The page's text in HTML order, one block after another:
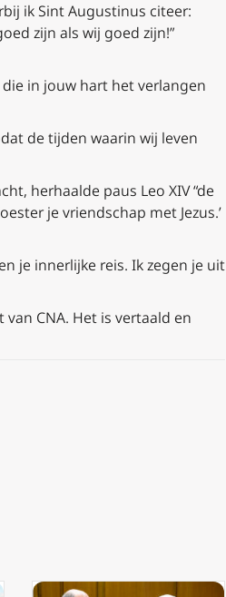
ik Sint Augustinus citeer:
zijn als wij goed zijn!”
in jouw hart het verlangen
de tijden waarin wij leven
herhaalde paus Leo XIV “de
je vriendschap met Jezus.’
je innerlijke reis. Ik zegen je uit
CNA. Het is vertaald en